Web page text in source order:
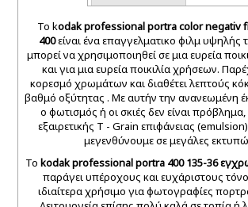
Το kodak professional portra color negativ
400είναι ένα επαγγελματικο φιλμ υψηλής
μπορεί να χρησιμοποιηθεί σε μια ευρεία
και για μια ευρεία ποικιλία χρήσεων.
κορεσμό χρωμάτων και διαθέτει λεπτούς
βαθμό οξύτητας . Με αυτήν την ανανεωμένη
ο φωτισμός ή οι σκιές δεν είναι
εξαιρετικής T - Grain επιφάνειας
μεγενθύνουμε σε μεγάλες
Το kodak professional portra 400 135-36
παράγει υπέροχους και ευχάριστους
ιδιαίτερα χρήσιμο για φωτογραφίες